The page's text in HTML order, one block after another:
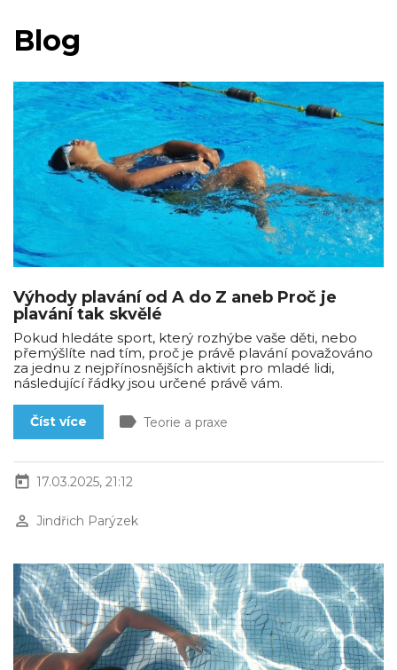
Blog
Výhody plavání od A do Z aneb Proč je
plavání tak skvělé
Pokud hledáte sport, který rozhýbe vaše děti, nebo
přemýšlíte nad tím, proč je právě plavání považováno
za jednu z nejpřínosnějších aktivit pro mladé lidi,
následující řádky jsou určené právě vám.
Číst více label Teorie a praxe
today 17.03.2025, 21:12
perm_identity Jindřich Parýzek